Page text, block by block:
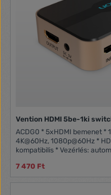
Vention HDMI
ACDG0 * 5xHDMI bemenet *
4K@60Hz, 1080p@60Hz *
kompatibilis * Vezérlés:
támogatás: Dolby TrueHD,
jelszint: 0.5-1.0V p-p *
7 470 Ft